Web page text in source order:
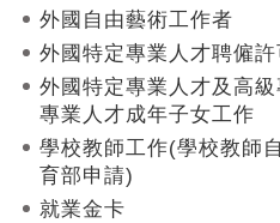
查
作
申
外國自由藝術工作者
外國特定專業人才聘僱
外國特定專業人才及高
專業人才成年子女工作
學校教師工作(學校教師
育部申請)
就業金卡